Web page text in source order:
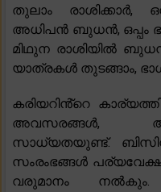
തുലാം രാശിക്കാർ,
അധിപൻ ബുധൻ, ഒപ്പം
മിഥുന രാശിയിൽ
യാത്രകൾ തുടങ്ങാം,
കരിയറിൻ്റെ
അവസരങ്ങൾ,
സാധ്യതയുണ്ട്.
സംരംഭങ്ങൾ
വരുമാനം നൽകും.